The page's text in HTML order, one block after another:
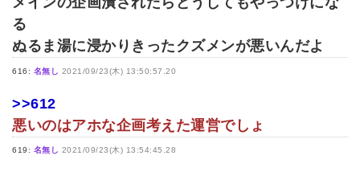
る
ぬるま湯に浸かりきったクズメンが悪いんだよ
616: 名無し 2021/09/23(木) 13:50:57.20
>>612
悪いのはアホな企画考えた運営でしょ
619: 名無し 2021/09/23(木) 13:54:45.28